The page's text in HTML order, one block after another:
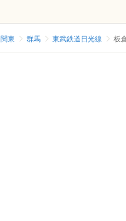
関東 群馬 東武鉄道日光線 板